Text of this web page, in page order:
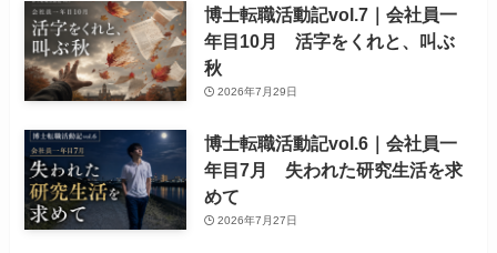
博士転職活動記vol.7｜会社員一
年目10月 活字をくれと、叫ぶ
秋
2026年7月29日
博士転職活動記vol.6｜会社員一
年目7月 失われた研究生活を求
めて
2026年7月27日